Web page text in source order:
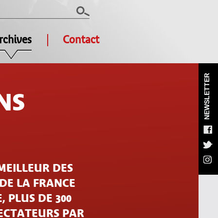
Contact
DES
LA FRANCE
PLUS DE 300
PAR
NEWSLETTER